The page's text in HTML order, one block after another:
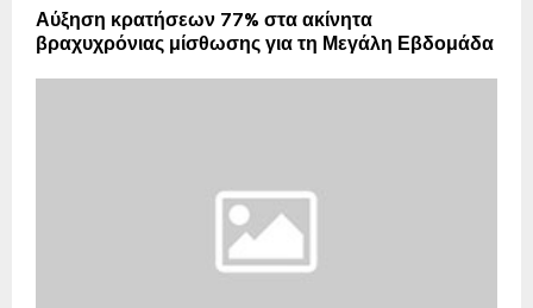
Αύξηση κρατήσεων 77% στα ακίνητα
βραχυχρόνιας μίσθωσης για τη Μεγάλη Εβδομάδα